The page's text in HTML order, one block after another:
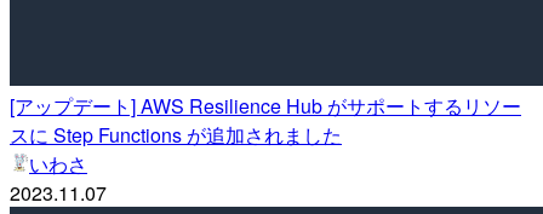
[アップデート] AWS Resilience Hub がサポートするリソー
スに Step Functions が追加されました
いわさ
2023.11.07